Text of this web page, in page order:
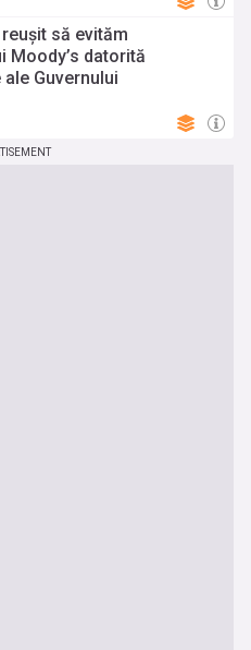
să evităm
Moody’s datorită
Guvernului